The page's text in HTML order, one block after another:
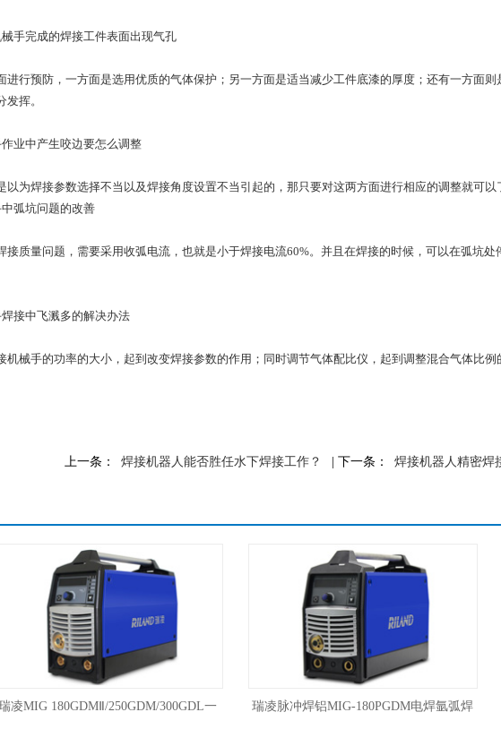
手完成的焊接工件表面出现气孔
进行预防，一方面是选用优质的气体保护；另一方面是适当减少工件底漆的厚度；还有一方面
发挥。
业中产生咬边要怎么调整
以为焊接参数选择不当以及焊接角度设置不当引起的，那只要对这两方面进行相应的调整就可以
弧坑问题的改善
接质量问题，需要采用收弧电流，也就是小于焊接电流60%。并且在焊接的时候，可以在弧坑
接中飞溅多的解决办法
机械手的功率的大小，起到改变焊接参数的作用；同时调节气体配比仪，起到调整混合气体比例
上一条： 焊接机器人能否胜任水下焊接工作？ | 下一条： 焊接机器人精密焊
MIG 180GDMⅡ/250GDM/300GDL一 瑞凌脉冲焊铝MIG-180PGDM电焊氩弧焊